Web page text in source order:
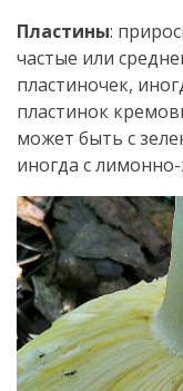
Пластины:
частые или
пластиночек,
пластинок
может быть с
иногда с